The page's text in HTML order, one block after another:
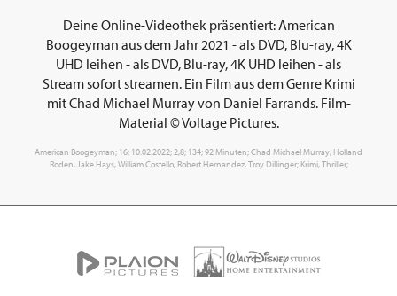
Deine Online-Videothek präsentiert: American
Boogeyman aus dem Jahr 2021 - als DVD, Blu-ray, 4K
UHD leihen - als DVD, Blu-ray, 4K UHD leihen - als
Stream sofort streamen. Ein Film aus dem Genre Krimi
mit Chad Michael Murray von Daniel Farrands. Film-
Material © Voltage Pictures.
American Boogeyman; 16; 10.02.2022; 2,8; 134; 92 Minuten; Chad Michael Murray, Holland
Roden, Jake Hays, William Costello, Robert Hernandez, Troy Dillinger; Krimi, Thriller;